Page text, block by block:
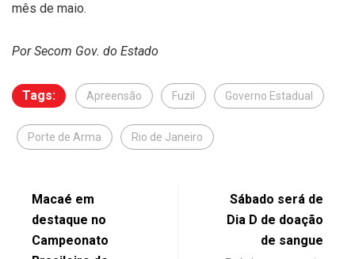
mês de maio.
Por Secom Gov. do Estado
Tags: Apreensão Fuzil Governo Estadual
Porte de Arma Rio de Janeiro
Macaé em
destaque no
Campeonato
Sábado será de
Dia D de doação
de sangue